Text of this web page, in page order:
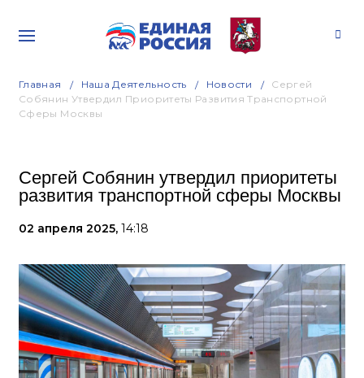
Главная Наша Деятельность Новости
Сергей
Собянин Утвердил Приоритеты Развития Транспортной
Сферы Москвы
Сергей Собянин утвердил приоритеты
развития транспортной сферы Москвы
02 апреля 2025, 14:18